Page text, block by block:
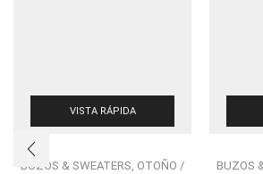
VISTA RÁPIDA
BUZOS & SWEATERS OTOÑO /
BUZOS